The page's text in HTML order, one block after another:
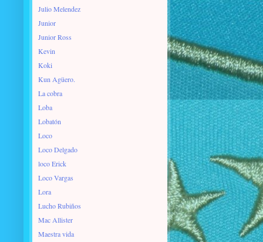
Julio Melendez
Junior
Junior Ross
Kevin
Koki
Kun Agüero.
La cobra
Loba
Lobatón
Loco
Loco Delgado
loco Erick
Loco Vargas
Lora
Lucho Rubiños
Mac Allister
Maestra vida